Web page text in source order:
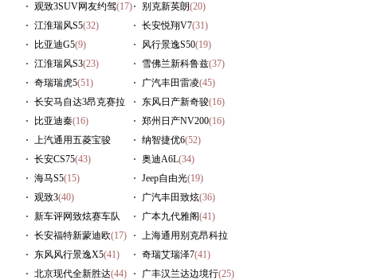
观致3SUV网友约驾(17) 别克新英朗(20)
江淮瑞风S5(32) 长安悦翔V7(31)
比亚迪G5(9) 风行景逸S50(19)
江淮瑞风S3(23) 雪佛兰新科鲁兹(37)
奇瑞瑞虎5(51) 广汽丰田雷凌(45)
长安马自达3昂克赛拉
(29)
东风日产新奇骏(16)
比亚迪秦(16) 郑州日产NV200(16)
上汽通用五菱宝骏
730(57)
纳智捷优6(52)
长安CS75(43) 奥迪A6L(34)
海马S5(15) Jeep自由光(19)
观致3(40) 广汽丰田致炫(36)
新车评网致炫赛车队
(236)
广本九代雅阁(41)
长安福特新蒙迪欧(17)
上海通用别克昂科拉
(16)
东风风行景逸X5(41) 奇瑞艾瑞泽7(41)
北京现代全新胜达(44) 广丰汉兰达边境行(25)